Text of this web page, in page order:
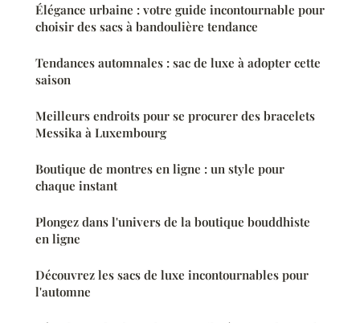
Élégance urbaine : votre guide incontournable pour
choisir des sacs à bandoulière tendance
Tendances automnales : sac de luxe à adopter cette
saison
Meilleurs endroits pour se procurer des bracelets
Messika à Luxembourg
Boutique de montres en ligne : un style pour
chaque instant
Plongez dans l'univers de la boutique bouddhiste
en ligne
Découvrez les sacs de luxe incontournables pour
l'automne